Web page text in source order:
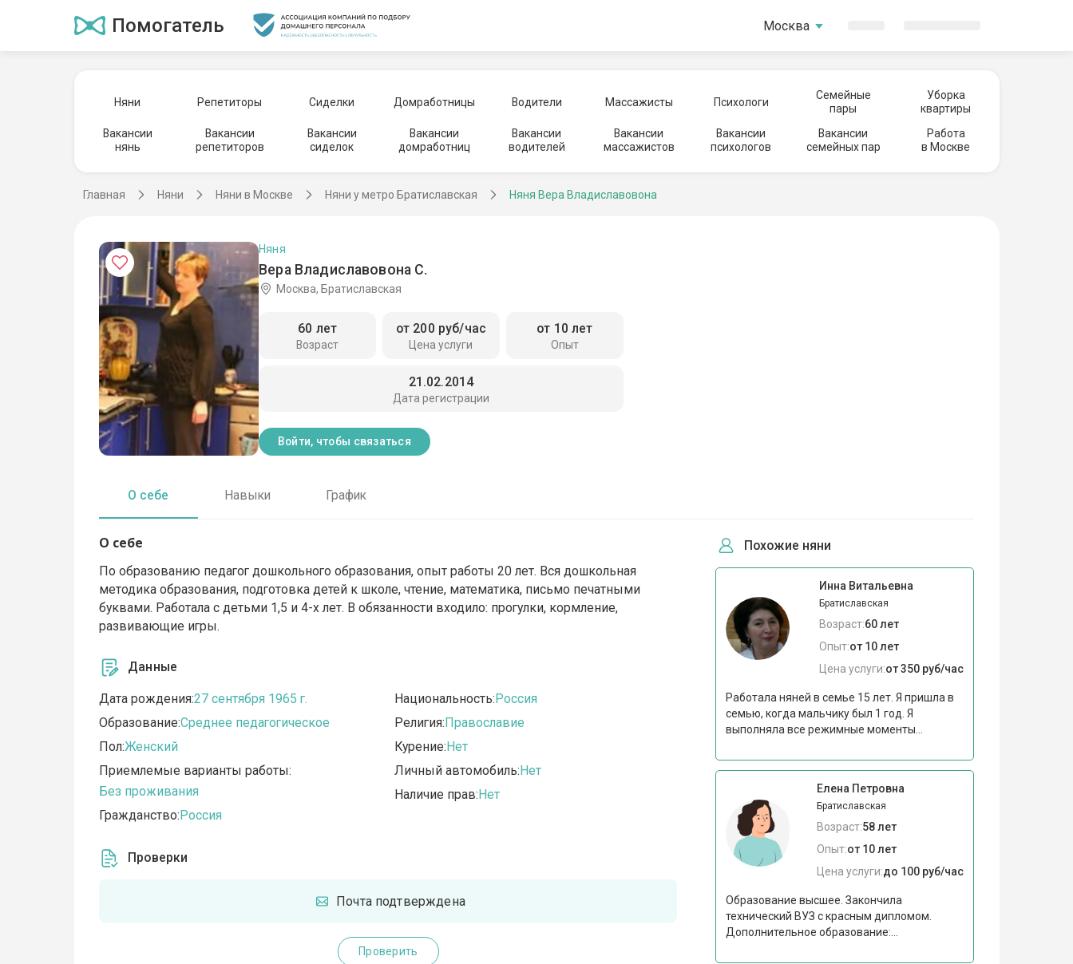
Помогатель Москва
Няни Репетиторы Сиделки Домработницы Водители Массажисты Психологи
Семейные
пары
Уборка
квартиры
Вакансии
нянь
Вакансии
репетиторов
Вакансии
сиделок
Вакансии
домработниц
Вакансии
водителей
Вакансии
массажистов
Вакансии
психологов
Вакансии
семейных пар
Работа
в Москве
Главная Няни Няни в Москве Няни у метро Братиславская Няня Вера Владиславовона
Вера Владиславовона С.
Няня
Москва, Братиславская
Возраст
60 лет
Цена услуги
от 200 руб/час
Опыт
от 10 лет
Дата регистрации
21.02.2014
Войти, чтобы связаться
О себе Навыки График
О себе
По образованию педагог дошкольного образования, опыт работы 20 лет. Вся дошкольная
методика образования, подготовка детей к школе, чтение, математика, письмо печатными
буквами. Работала с детьми 1,5 и 4-х лет. В обязанности входило: прогулки, кормление,
развивающие игры.
Данные
Дата рождения:27 сентября 1965 г.
Образование:Среднее педагогическое
Пол:Женский
Приемлемые варианты работы:
Без проживания
Гражданство:Россия
Национальность:Россия
Религия:Православие
Курение:Нет
Личный автомобиль:Нет
Наличие прав:Нет
Проверки
Почта подтверждена
Проверить
Похожие няни
Инна Витальевна
Братиславская
Возраст:60 лет
Опыт:от 10 лет
Цена услуги:от 350 руб/час
Работала няней в семье 15 лет. Я пришла в
семью, когда мальчику был 1 год. Я
выполняла все режимные моменты...
Елена Петровна
Братиславская
Возраст:58 лет
Опыт:от 10 лет
Цена услуги:до 100 руб/час
Образование высшее. Закончила
технический ВУЗ с красным дипломом.
Дополнительное образование:...